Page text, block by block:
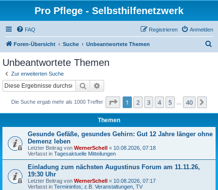
Pro Pflege - Selbsthilfenetzwerk
FAQ Anmelden
Registrieren
Foren-Übersicht Suche Unbeantwortete Themen
Unbeantwortete Themen
Zur erweiterten Suche
Suche
Die Suche ergab mehr als 1000 Treffer Seite 1von 40
1 2 3 4 5 40
Themen
Gesunde Gefäße, gesundes Gehirn: Gut 12 Jahre länger ohne
Demenz leben
Letzter Beitrag von WernerSchell « 10.08.2026, 07:18
Verfasst in Tagesaktuelle Mitteilungen
Einladung zum nächsten Augustinus Forum am 11.11.26,
19:30 Uhr
Letzter Beitrag von WernerSchell « 10.08.2026, 07:17
Verfasst in Termininfos; z.B. Veranstaltungen, TV